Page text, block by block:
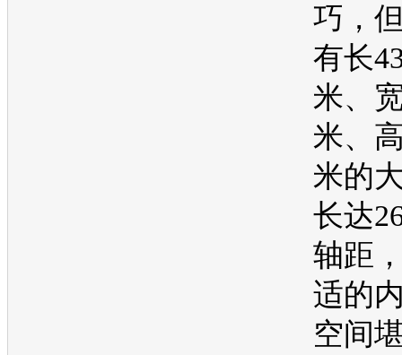
巧，
有长
米、
米、
米的
长达
轴距
适的
空间